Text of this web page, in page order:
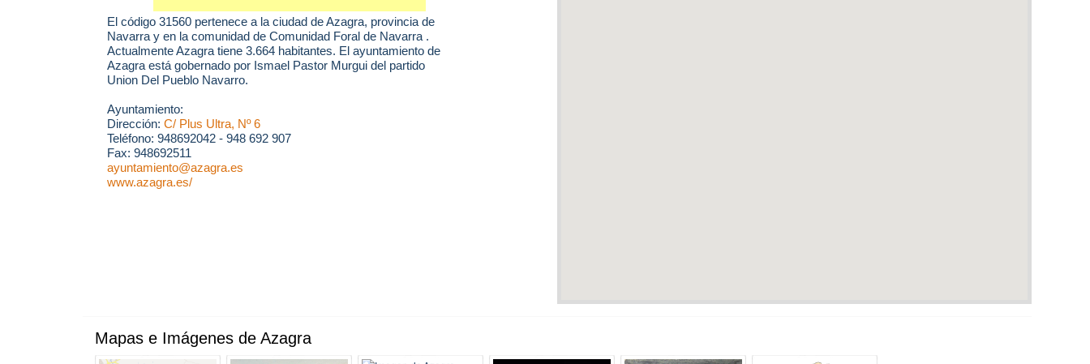
El código 31560 pertenece a la ciudad deAzagra, provincia de
Navarra y en la comunidad de Comunidad Foral de Navarra .
Actualmente Azagra tiene 3.664 habitantes. El ayuntamiento de
Azagra está gobernado por Ismael Pastor Murgui del partido
Union Del Pueblo Navarro.
Ayuntamiento:
Dirección: C/ Plus Ultra, Nº 6
Teléfono: 948692042 - 948 692 907
Fax: 948692511
ayuntamiento@azagra.es
www.azagra.es/
Mapas e Imágenes de Azagra